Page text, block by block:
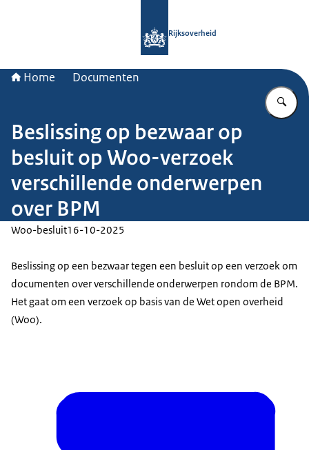
Rijksoverheid
Home Documenten
Beslissing op bezwaar op
besluit op Woo-verzoek
verschillende onderwerpen
over BPM
Woo-besluit16-10-2025
Beslissing op een bezwaar tegen een besluit op een verzoek om
documenten over verschillende onderwerpen rondom de BPM.
Het gaat om een verzoek op basis van de Wet open overheid
(Woo).